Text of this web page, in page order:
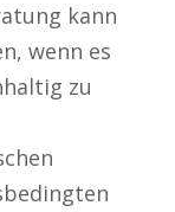
kann
wenn es
zu